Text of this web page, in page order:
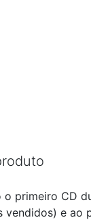
o primeiro CD
vendidos) e